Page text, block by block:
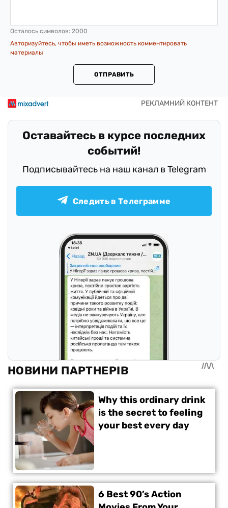
Осталось символов: 2000
Авторизуйтесь, чтобы иметь возможность комментировать
материалы
ОТПРАВИТЬ
Оставайтесь в курсе последних
событий!
Подписывайтесь на наш канал в Telegram
Следить в Телеграмме